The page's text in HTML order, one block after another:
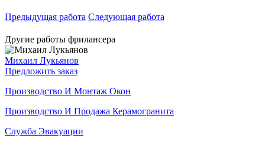
Предыдущая работа Следующая работа
Другие работы фрилансера
Михаил Лукьянов
Предложить заказ
Производство И Монтаж Окон
Производство И Продажа Керамогранита
Служба Эвакуации